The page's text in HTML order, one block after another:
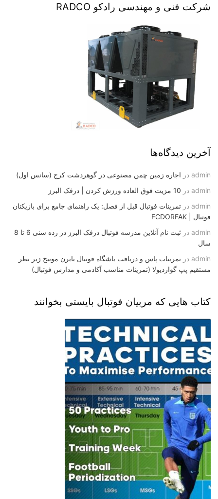
شرکت فنی و مهندسی رادکو RADCO
آخرین دیدگاه‌ها
admin در اجاره زمین چمن مصنوعی در گوهردشت کرج (سانس اول)
admin در 10 مزیت فوق العاده ورزش کردن | درفک البرز
admin در تمرینات فوتبال قبل از فصل: یک راهنمای جامع برای بازیکنان
فوتبال | FCDORFAK
admin در
ثبت نام آنلاین مدرسه فوتبال درفک البرز در رده سنی 6 تا 8
سال
admin در تمرینات پاس و دریافت باشگاه فوتبال بایرن مونیخ زیر نظر
مستقیم پپ گواردیولا (تمرینات مناسب آکادمی و مدارس فوتبال)
کتاب هایی که مربیان فوتبال بایستی بخوانند